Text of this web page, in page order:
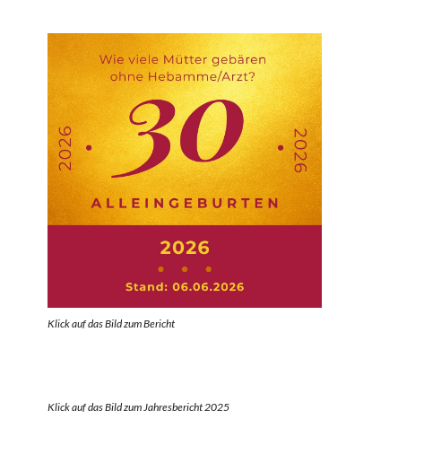
Klick auf das Bild zum Bericht
Klick auf das Bild zum Jahresbericht 2025